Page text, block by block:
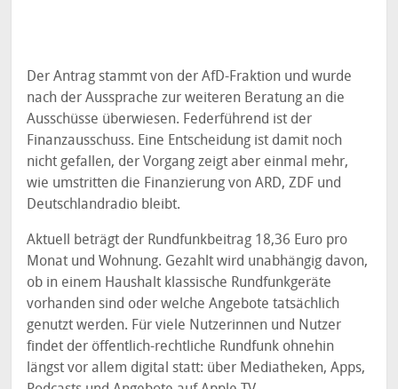
Der Antrag stammt von der AfD-Fraktion und wurde
nach der Aussprache zur weiteren Beratung an die
Ausschüsse überwiesen. Federführend ist der
Finanzausschuss. Eine Entscheidung ist damit noch
nicht gefallen, der Vorgang zeigt aber einmal mehr,
wie umstritten die Finanzierung von ARD, ZDF und
Deutschlandradio bleibt.
Aktuell beträgt der Rundfunkbeitrag 18,36 Euro pro
Monat und Wohnung. Gezahlt wird unabhängig davon,
ob in einem Haushalt klassische Rundfunkgeräte
vorhanden sind oder welche Angebote tatsächlich
genutzt werden. Für viele Nutzerinnen und Nutzer
findet der öffentlich-rechtliche Rundfunk ohnehin
längst vor allem digital statt: über Mediatheken, Apps,